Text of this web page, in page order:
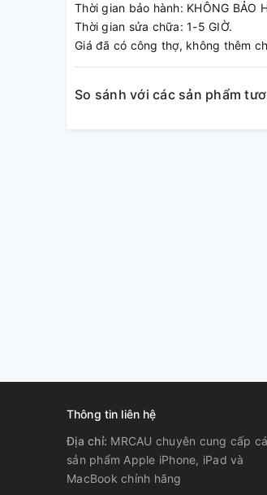
Thời gian bảo hành: KHÔNG BẢO
Thời gian sửa chữa: 1-5 GIỜ.
Giá đã có công thợ, không thêm
So sánh với các sản phẩm
Thông tin liên hệ
Địa chỉ: MRCAU chuyên cung cấp
sản phẩm Apple iPhone, iPad và
MacBook chính hãng